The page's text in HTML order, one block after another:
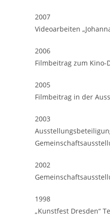
2007
Videoarbeiten
2006
Filmbeitrag zum Kino-
2005
Filmbeitrag in der
2003
2002
1998
„Kunstfest Dresden“